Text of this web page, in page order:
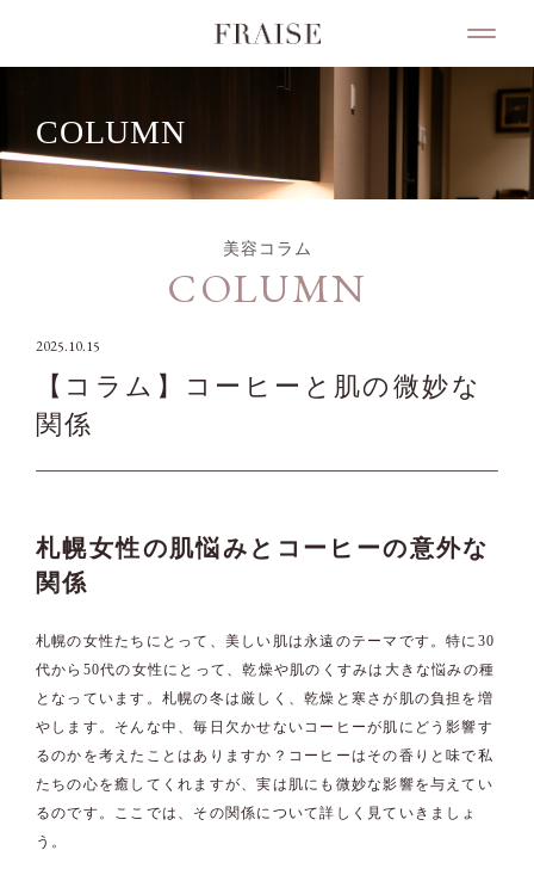
COLUMN
美容コラム
COLUMN
2025.10.15
【コラム】コーヒーと肌の微妙な
関係
札幌女性の肌悩みとコーヒーの意外な
関係
札幌の女性たちにとって、美しい肌は永遠のテーマです。特に30
代から50代の女性にとって、乾燥や肌のくすみは大きな悩みの種
となっています。札幌の冬は厳しく、乾燥と寒さが肌の負担を増
やします。そんな中、毎日欠かせないコーヒーが肌にどう影響す
るのかを考えたことはありますか？コーヒーはその香りと味で私
たちの心を癒してくれますが、実は肌にも微妙な影響を与えてい
るのです。ここでは、その関係について詳しく見ていきましょ
う。